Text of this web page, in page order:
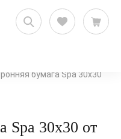
бумага Spa 30х30
Spa 30х30 от